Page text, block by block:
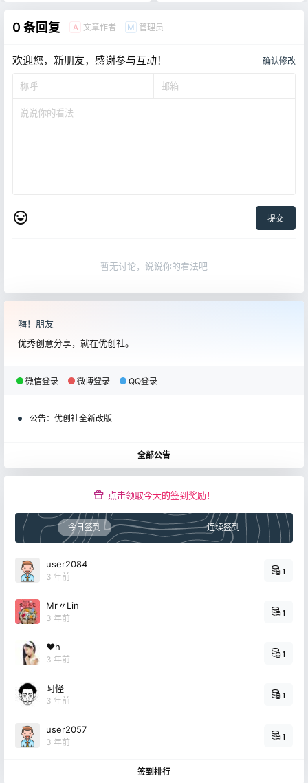
0 条回复 A 文章作者 M 管理员
欢迎您，新朋友，感谢参与互动！ 确认修改
提交
暂无讨论，说说你的看法吧
嗨！朋友
优秀创意分享，就在优创社。
微信登录 微博登录 QQ登录
公告： 优创社全新改版
全部公告
点击领取今天的签到奖励！
今日签到 连续签到
user2084
3 年前
1
Mr〃Lin
3 年前
1
❤h
3 年前
1
阿怪
3 年前
1
user2057
3 年前
1
签到排行